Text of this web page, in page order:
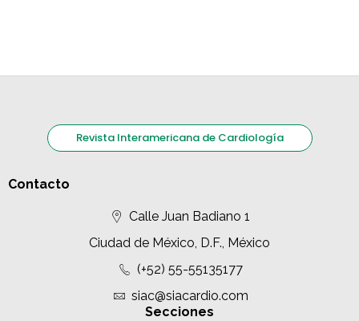
Revista Interamericana de Cardiología
Contacto
Calle Juan Badiano 1
Ciudad de México, D.F., México
(+52) 55-55135177
siac@siacardio.com
Secciones